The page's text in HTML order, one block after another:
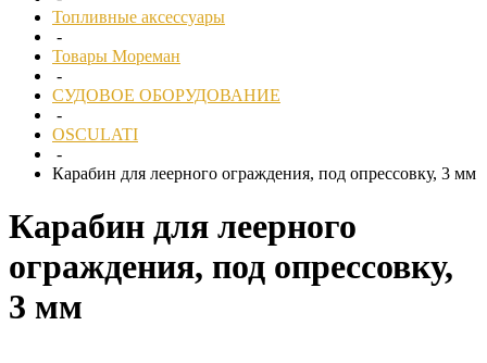
Топливные аксессуары
-
Товары Мореман
-
СУДОВОЕ ОБОРУДОВАНИЕ
-
OSCULATI
-
Карабин для леерного ограждения, под опрессовку, 3 мм
Карабин для леерного
ограждения, под опрессовку,
3 мм